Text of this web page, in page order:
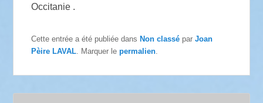
Occitanie .
Cette entrée a été publiée dansNon classé parJoan
Pèire LAVAL . Marquer lepermalien